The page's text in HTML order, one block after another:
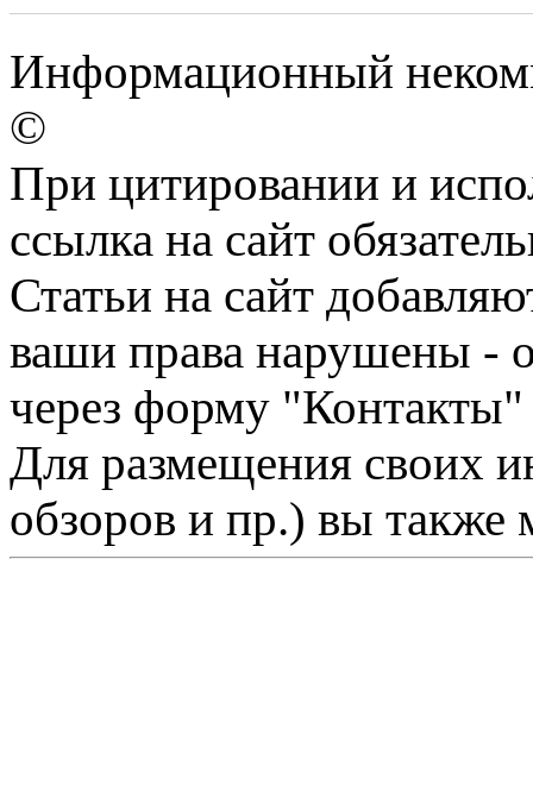
Информационный
©
При цитировании и
ссылка на сайт
Статьи на сайт
ваши права нарушены -
через форму "Контакты"
Для размещения своих
обзоров и пр.) вы также